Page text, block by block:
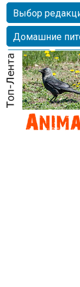
Выбор
Домашние
Собаки
Морда
Насекомое